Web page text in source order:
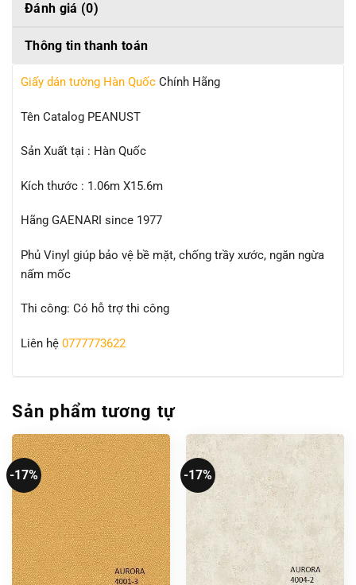
Đánh giá (0)
Thông tin thanh toán
Giấy dán tường Hàn Quốc Chính Hãng
Tên Catalog PEANUST
Sản Xuất tại : Hàn Quốc
Kích thước : 1.06m X15.6m
Hãng GAENARI since 1977
Phủ Vinyl giúp bảo vệ bề mặt, chống trầy xước, ngăn ngừa
nấm mốc
Thi công: Có hỗ trợ thi công
Liên hệ 0777773622
Sản phẩm tương tự
-17% -17%